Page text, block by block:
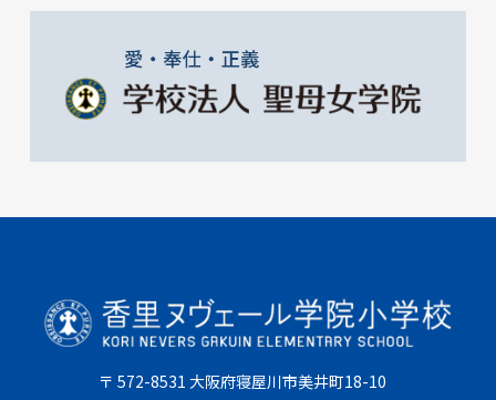
〒 572-8531 大阪府寝屋川市美井町18-10